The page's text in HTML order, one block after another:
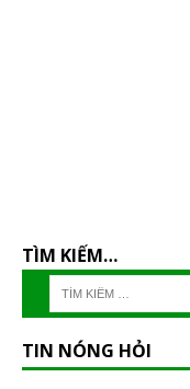
TÌM KIẾM…
TIN NÓNG HỎI